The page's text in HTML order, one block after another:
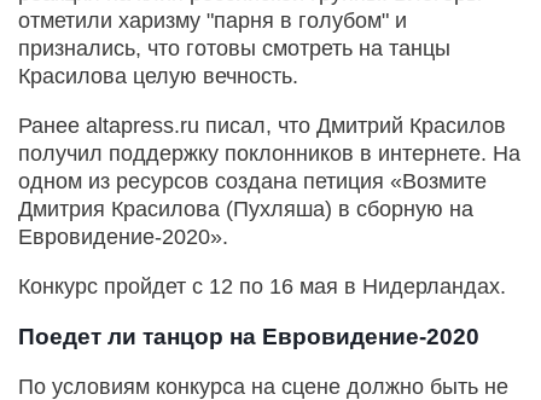
отметили харизму "парня в голубом" и
признались, что готовы смотреть на танцы
Красилова целую вечность.
Ранее altapress.ru писал, что Дмитрий Красилов
получил поддержку поклонников в интернете. На
одном из ресурсов создана петиция «Возмите
Дмитрия Красилова (Пухляша) в сборную на
Евровидение-2020».
Конкурс пройдет с 12 по 16 мая в Нидерландах.
Поедет ли танцор на Евровидение-2020
По условиям конкурса на сцене должно быть не